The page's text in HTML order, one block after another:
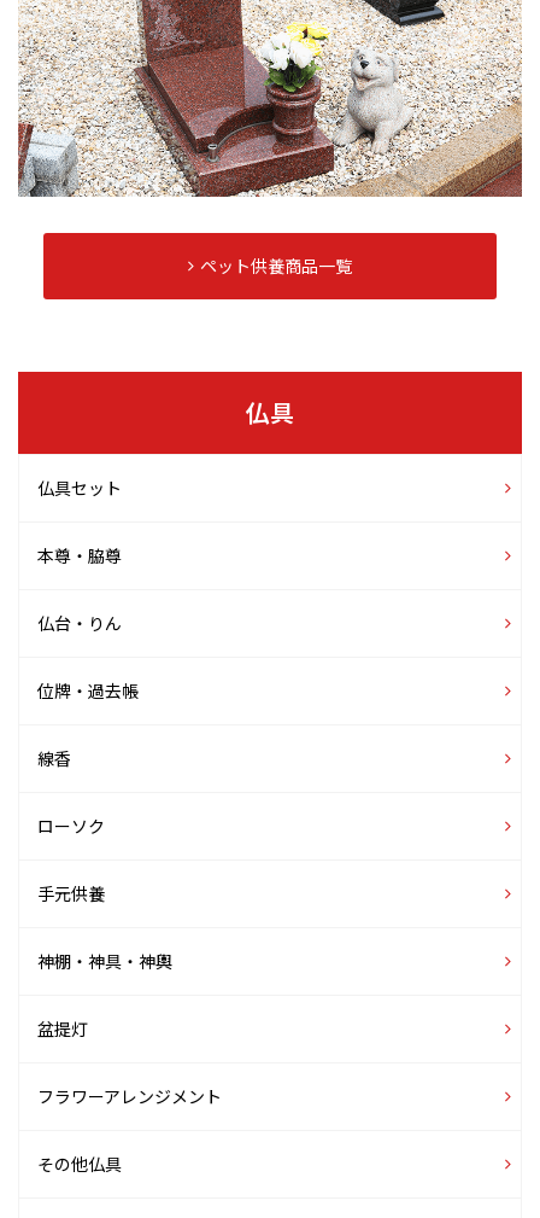
ペット供養商品一覧
仏具
仏具セット
本尊・脇尊
仏台・りん
位牌・過去帳
線香
ローソク
手元供養
神棚・神具・神輿
盆提灯
フラワーアレンジメント
その他仏具